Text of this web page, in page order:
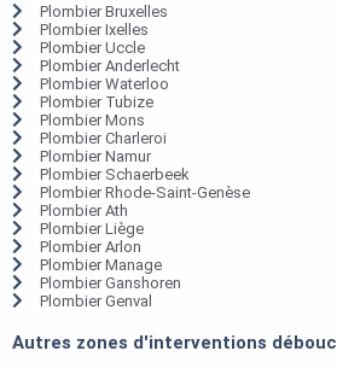
Plombier Bruxelles
Plombier Ixelles
Plombier Uccle
Plombier Anderlecht
Plombier Waterloo
Plombier Tubize
Plombier Mons
Plombier Charleroi
Plombier Namur
Plombier Schaerbeek
Plombier Rhode-Saint-Genèse
Plombier Ath
Plombier Liège
Plombier Arlon
Plombier Manage
Plombier Ganshoren
Plombier Genval
Autres zones d'interventions